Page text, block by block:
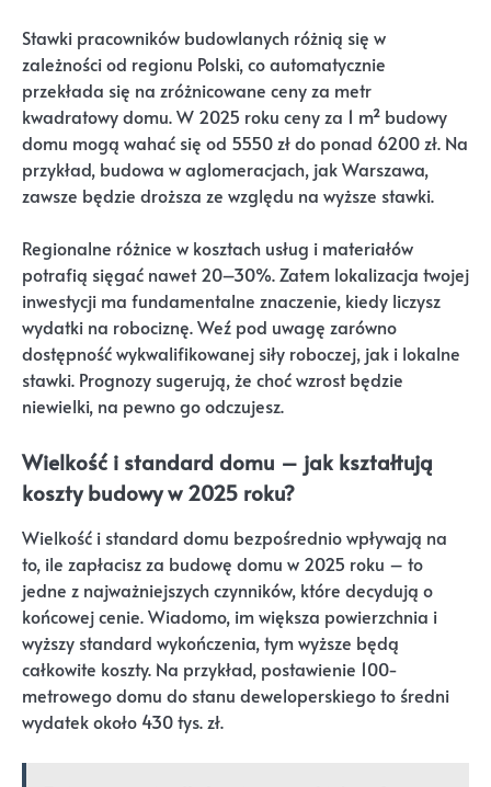
Stawki pracowników budowlanych różnią się w
zależności od regionu Polski, co automatycznie
przekłada się na zróżnicowane ceny za metr
kwadratowy domu. W 2025 roku ceny za 1 m² budowy
domu mogą wahać się od 5550 zł do ponad 6200 zł. Na
przykład, budowa w aglomeracjach, jak Warszawa,
zawsze będzie droższa ze względu na wyższe stawki.
Regionalne różnice w kosztach usług i materiałów
potrafią sięgać nawet 20–30%. Zatem lokalizacja twojej
inwestycji ma fundamentalne znaczenie, kiedy liczysz
wydatki na robociznę. Weź pod uwagę zarówno
dostępność wykwalifikowanej siły roboczej, jak i lokalne
stawki. Prognozy sugerują, że choć wzrost będzie
niewielki, na pewno go odczujesz.
Wielkość i standard domu – jak kształtują
koszty budowy w 2025 roku?
Wielkość i standard domu bezpośrednio wpływają na
to, ile zapłacisz za budowę domu w 2025 roku – to
jedne z najważniejszych czynników, które decydują o
końcowej cenie. Wiadomo, im większa powierzchnia i
wyższy standard wykończenia, tym wyższe będą
całkowite koszty. Na przykład, postawienie 100-
metrowego domu do stanu deweloperskiego to średni
wydatek około 430 tys. zł.